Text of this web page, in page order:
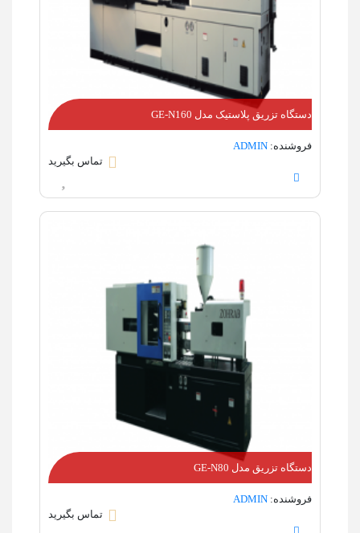
دستگاه تزریق پلاستیک مدل GE-N160
فروشنده: ADMIN
تماس بگیرید
دستگاه تزریق مدل GE-N80
فروشنده: ADMIN
تماس بگیرید